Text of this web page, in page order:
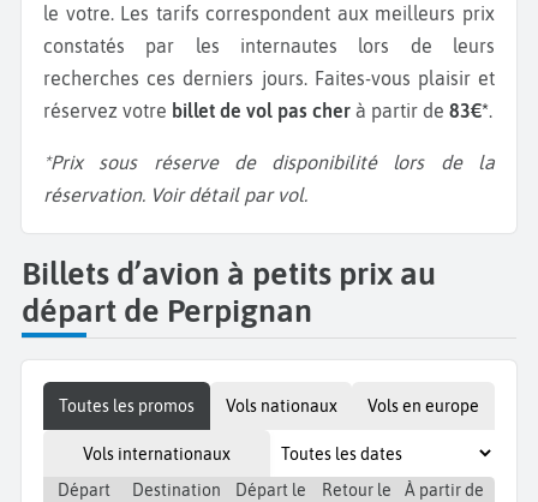
le votre. Les tarifs correspondent aux meilleurs prix
constatés par les internautes lors de leurs
recherches ces derniers jours. Faites-vous plaisir et
réservez votre billet de vol pas cher à partir de 83€*.
*Prix sous réserve de disponibilité lors de la
réservation. Voir détail par vol.
Billets d’avion à petits prix au
départ de Perpignan
Toutes les promos Vols nationaux Vols en europe
Vols internationaux
Départ
Destination Départ le Retour le À partir de